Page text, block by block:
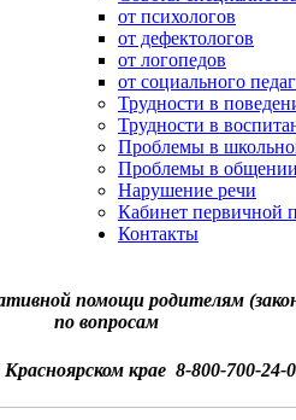
от психологов
от дефектологов
от логопедов
от социального
Трудности в
Трудности в
Проблемы в
Проблемы в общении
Нарушение речи
Кабинет первичной
Контакты
помощи родителям
по вопросам
крае 8-800-700-24-